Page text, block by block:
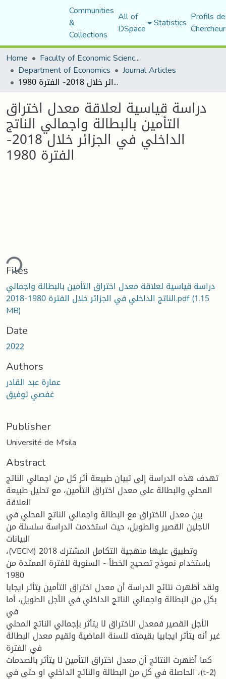
Communities
&
Collections
All of
DSpace Statistics Profils
Home
Faculty of Economic Sciences, Commerce and Management Sciences
Department of Economics Journal Articles
دراسة قياسية لعلاقة معدل اختراق التأمين بالبطالة واجمالي الناتج الداخلي في الجزائر خلال 2018- الفترة 1980
دراسة قياسية لعلاقة معدل اختراق
التأمين بالبطالة واجمالي الناتج
الداخلي في الجزائر خلال 2018-
الفترة 1980
Files
دراسة قياسية لعلاقة معدل اختراق التأمين بالبطالة واجمالي
الناتج الداخلي في الجزائر خلال الفترة 1980-2018.pdf(1.15
MB)
Date
2022
Authors
عمارة عبد القادر
غفصي توفيق
Publisher
Université de M'sila
Abstract
تهدف هذه الدراسة إلى تبيان طبيعة أثر كل من اجمالي الناتج
المحلي والبطالة على معدل اختراق التأمين، مع تحليل طبيعة
العلاقة
بين معدل الاختراق مع البطالة واجمالي الناتج المحلي في
الاجلين القصير والطويل، حيث استخدمت الدراسة سلسلة من
البيانات
،(VECM) 2018 وتطبيق عليها منهجية التكامل المشترك
باستخدام نموذج تصحيح الخطأ - السنوية للفترة الممتدة من
1980
ولقد أظهرت نتائج الدراسة أن معدل اختراق التأمين يتأثر ايجابا
بكل من البطالة واجمالي الناتج الداخلي في الأجل الطويل، أما
في
الأجل القصير فمعدل الاختراق لا يتأثر بإجمالي الناتج المحلي
غير أنه يتأثر ايجابيا بقيمته للسنة الماضية ولقيم معدل البطالة
في الفترة
كما أظهرت النتائج أن معدل اختراق التأمين لا يتأثر بالصدمات
الحاصلة في كل من البطالة والناتج الداخلي او حتى في ،(t-2)